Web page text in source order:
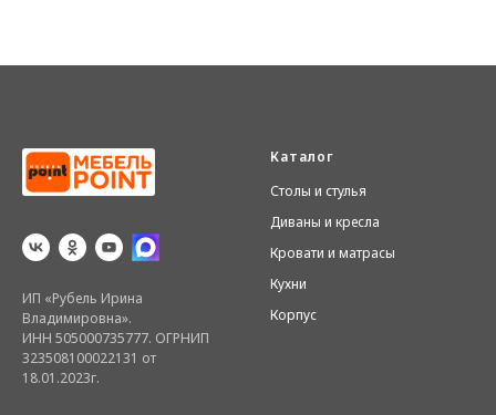
ИП «Рубель Ирина
Владимировна».
ИНН 505000735777. ОГРНИП
323508100022131 от
18.01.2023г.
Каталог
Столы и стулья
Диваны и кресла
Кровати и матрасы
Кухни
Корпус